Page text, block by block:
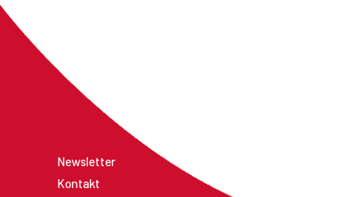
Newsletter
Kontakt